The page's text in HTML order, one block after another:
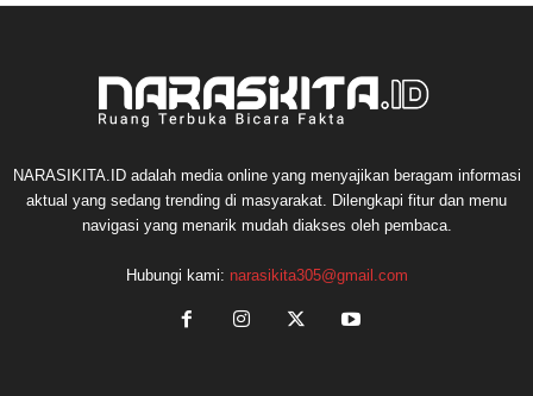
NARASIKITA.ID adalah media online yang menyajikan beragam informasi
aktual yang sedang trending di masyarakat. Dilengkapi fitur dan menu
navigasi yang menarik mudah diakses oleh pembaca.
Hubungi kami: narasikita305@gmail.com